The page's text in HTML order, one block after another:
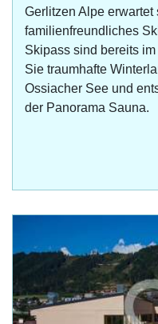
Gerlitzen Alpe
familienfreundliches
Skipass sind bereits
Sie traumhafte
Ossiacher See und
der Panorama Sauna.